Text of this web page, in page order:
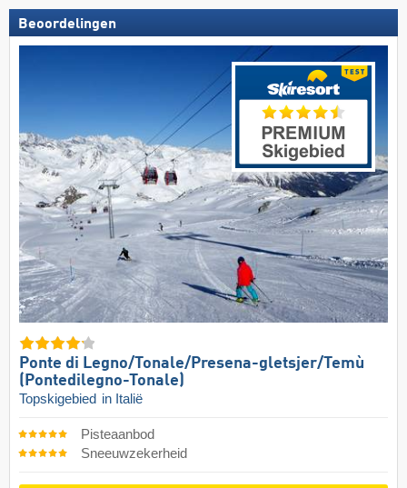
Beoordelingen
Ponte di Legno/​​Tonale/​​Presena-gletsjer/​​Temù
(Pontedilegno-Tonale)
Topskigebied in Italië
Pisteaanbod
Sneeuwzekerheid